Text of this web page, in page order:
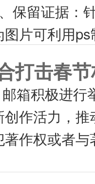
保留证据：
片可利用
打击春
箱积极进
作活力，
作权或者